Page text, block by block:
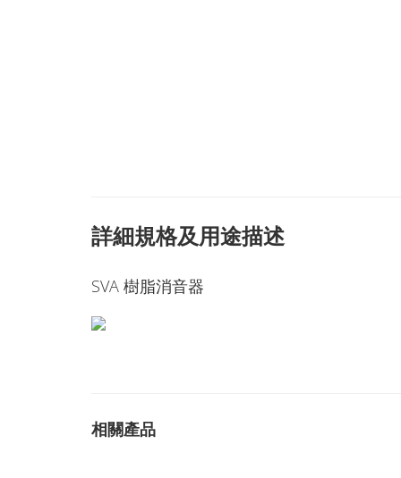
詳細規格及用途描述
SVA 樹脂消音器
相關產品